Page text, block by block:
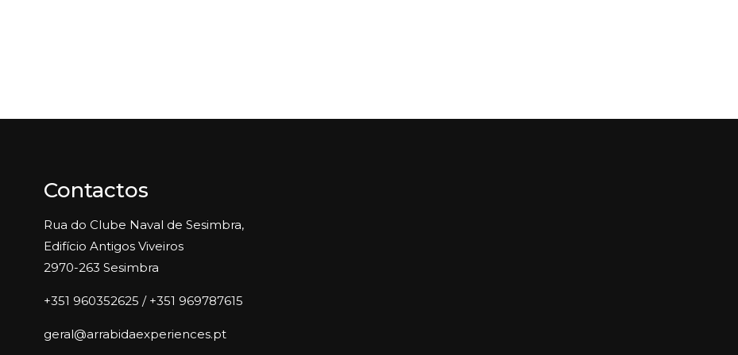
Contactos
Rua do Clube Naval de Sesimbra,
Edifício Antigos Viveiros
2970-263 Sesimbra
+351 960352625 / +351 969787615
geral@arrabidaexperiences.pt